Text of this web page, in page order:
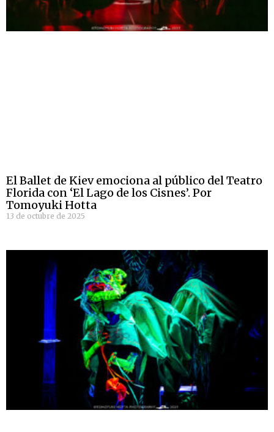
El Ballet de Kiev emociona al público del Teatro
Florida con ‘El Lago de los Cisnes’. Por
Tomoyuki Hotta
13 de octubre de 2025